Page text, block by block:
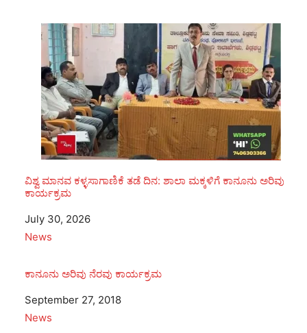
ವಿಶ್ವ ಮಾನವ ಕಳ್ಳಸಾಗಾಣಿಕೆ ತಡೆ ದಿನ: ಶಾಲಾ ಮಕ್ಕಳಿಗೆ ಕಾನೂನು ಅರಿವು
ಕಾರ್ಯಕ್ರಮ
Date
July 30, 2026
In relation to
News
ಕಾನೂನು ಅರಿವು ನೆರವು ಕಾರ್ಯಕ್ರಮ
Date
September 27, 2018
In relation to
News